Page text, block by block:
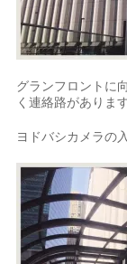
グランフロントに
く連絡路があります
ヨドバシカメラの